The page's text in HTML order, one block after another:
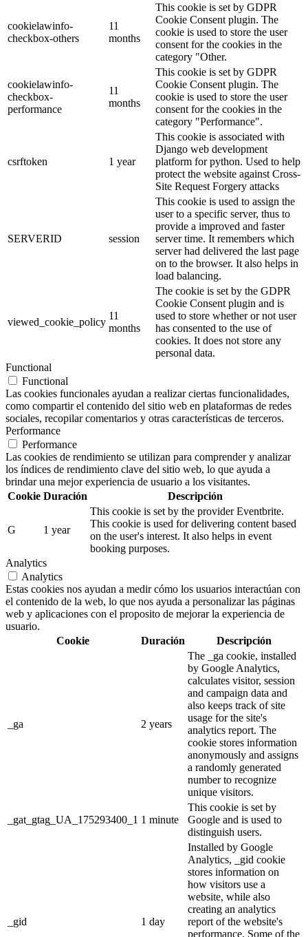
cookielawinfo-
checkbox-others
11
months
This cookie is set by GDPR
Cookie Consent plugin. The
cookie is used to store the user
consent for the cookies in the
category "Other.
cookielawinfo-
checkbox-
performance
11
months
This cookie is set by GDPR
Cookie Consent plugin. The
cookie is used to store the user
consent for the cookies in the
category "Performance".
csrftoken 1 year
This cookie is associated with
Django web development
platform for python. Used to help
protect the website against Cross-
Site Request Forgery attacks
SERVERID session
This cookie is used to assign the
user to a specific server, thus to
provide a improved and faster
server time. It remembers which
server had delivered the last page
on to the browser. It also helps in
load balancing.
viewed_cookie_policy
11
months
The cookie is set by the GDPR
Cookie Consent plugin and is
used to store whether or not user
has consented to the use of
cookies. It does not store any
personal data.
Functional
Functional
Las cookies funcionales ayudan a realizar ciertas funcionalidades,
como compartir el contenido del sitio web en plataformas de redes
sociales, recopilar comentarios y otras características de terceros.
Performance
Performance
Las cookies de rendimiento se utilizan para comprender y analizar
los índices de rendimiento clave del sitio web, lo que ayuda a
brindar una mejor experiencia de usuario a los visitantes.
Cookie Duración Descripción
G 1 year
This cookie is set by the provider Eventbrite.
This cookie is used for delivering content based
on the user's interest. It also helps in event
booking purposes.
Analytics
Analytics
Estas cookies nos ayudan a medir cómo los usuarios interactúan con
el contenido de la web, lo que nos ayuda a personalizar las páginas
web y aplicaciones con el proposito de mejorar la experiencia de
usuario.
Cookie
Duración Descripción
_ga 2 years
The _ga cookie, installed
by Google Analytics,
calculates visitor, session
and campaign data and
also keeps track of site
usage for the site's
analytics report. The
cookie stores information
anonymously and assigns
a randomly generated
number to recognize
unique visitors.
_gat_gtag_UA_175293400_1 1 minute
This cookie is set by
Google and is used to
distinguish users.
_gid 1 day
Installed by Google
Analytics, _gid cookie
stores information on
how visitors use a
website, while also
creating an analytics
report of the website's
performance. Some of the